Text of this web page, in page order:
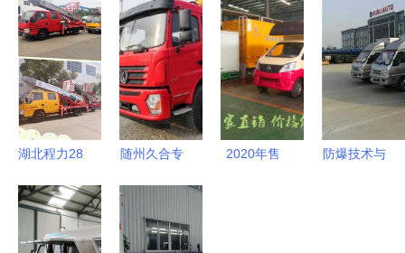
汽总代理与
专用汽车销
售专家
高效作业的
完美融合
厂家与价格
解析及专用
汽车销售服
务
用汽车有限
公司 专用
汽车供应与
销售一体化
解决方案
湖北程力28
国内超高性
价比的专用
随州久合专
有限责任公
司 引领专
2020年售
防爆技术与